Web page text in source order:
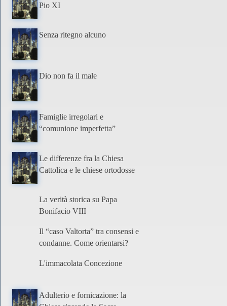
Pio XI
Senza ritegno alcuno
Dio non fa il male
Famiglie irregolari e
“comunione imperfetta”
Le differenze fra la Chiesa
Cattolica e le chiese ortodosse
La verità storica su Papa
Bonifacio VIII
Il “caso Valtorta” tra consensi e
condanne. Come orientarsi?
L'immacolata Concezione
Adulterio e fornicazione: la